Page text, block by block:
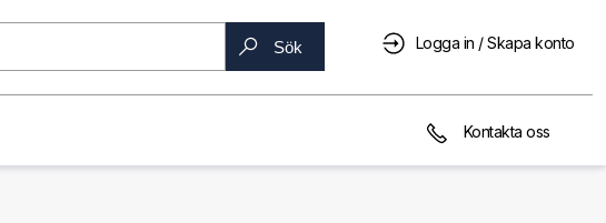
Sök Logga in / Skapa konto
Kontakta oss